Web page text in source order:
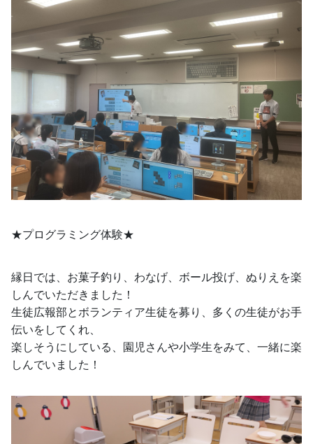
★プログラミング体験★
縁日では、お菓子釣り、わなげ、ボール投げ、ぬりえを楽
しんでいただきました！
生徒広報部とボランティア生徒を募り、多くの生徒がお手
伝いをしてくれ、
楽しそうにしている、園児さんや小学生をみて、一緒に楽
しんでいました！